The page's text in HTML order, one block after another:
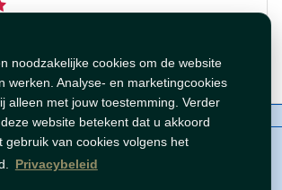
noodzakelijke cookies om de website
werken. Analyse- en marketingcookies
alleen met jouw toestemming. Verder
website betekent dat u akkoord
gebruik van cookies volgens het
Privacybeleid
Beleid
WhatsAppen
auteursrechten©Tawfeer 2018-2026